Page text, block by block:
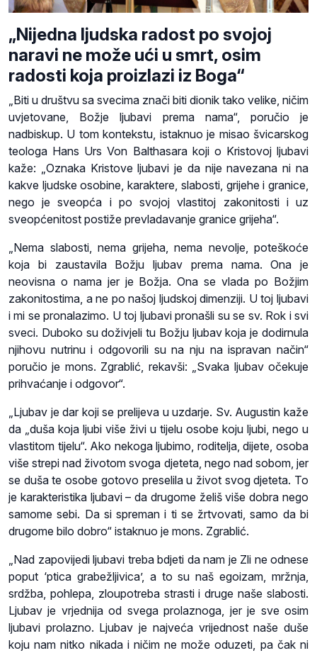
„Nijedna ljudska radost po svojoj
naravi ne može ući u smrt, osim
radosti koja proizlazi iz Boga“
„Biti u društvu sa svecima znači biti dionik tako velike, ničim
uvjetovane, Božje ljubavi prema nama“, poručio je
nadbiskup. U tom kontekstu, istaknuo je misao švicarskog
teologa Hans Urs Von Balthasara koji o Kristovoj ljubavi
kaže: „Oznaka Kristove ljubavi je da nije navezana ni na
kakve ljudske osobine, karaktere, slabosti, grijehe i granice,
nego je sveopća i po svojoj vlastitoj zakonitosti i uz
sveopćenitost postiže prevladavanje granice grijeha“.
„Nema slabosti, nema grijeha, nema nevolje, poteškoće
koja bi zaustavila Božju ljubav prema nama. Ona je
neovisna o nama jer je Božja. Ona se vlada po Božjim
zakonitostima, a ne po našoj ljudskoj dimenziji. U toj ljubavi
i mi se pronalazimo. U toj ljubavi pronašli su se sv. Rok i svi
sveci. Duboko su doživjeli tu Božju ljubav koja je dodirnula
njihovu nutrinu i odgovorili su na nju na ispravan način“
poručio je mons. Zgrablić, rekavši: „Svaka ljubav očekuje
prihvaćanje i odgovor“.
„Ljubav je dar koji se prelijeva u uzdarje. Sv. Augustin kaže
da „duša koja ljubi više živi u tijelu osobe koju ljubi, nego u
vlastitom tijelu“. Ako nekoga ljubimo, roditelja, dijete, osoba
više strepi nad životom svoga djeteta, nego nad sobom, jer
se duša te osobe gotovo preselila u život svog djeteta. To
je karakteristika ljubavi – da drugome želiš više dobra nego
samome sebi. Da si spreman i ti se žrtvovati, samo da bi
drugome bilo dobro“ istaknuo je mons. Zgrablić.
„Nad zapovijedi ljubavi treba bdjeti da nam je Zli ne odnese
poput ‘ptica grabežljivica’, a to su naš egoizam, mržnja,
srdžba, pohlepa, zloupotreba strasti i druge naše slabosti.
Ljubav je vrjednija od svega prolaznoga, jer je sve osim
ljubavi prolazno. Ljubav je najveća vrijednost naše duše
koju nam nitko nikada i ničim ne može oduzeti, pa čak ni